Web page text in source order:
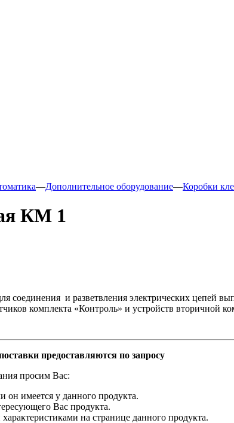
—Дополнительное оборудование—Коробки
КМ 1
соединения и разветвления электрических цепей
комплекта «Контроль» и устройств вторичной
предоставляются по запросу
просим Вас:
он имеется у данного продукта.
Вас продукта.
на странице данного продукта.